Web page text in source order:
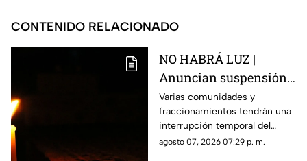
CONTENIDO RELACIONADO
NO HABRÁ LUZ |
Anuncian suspensión
del suministro eléctrico
en Querétaro; estás
serán las zonas
afectadas
Varias comunidades y
fraccionamientos tendrán una
interrupción temporal del
servicio eléctrico durante
agosto 07, 2026 07:29 p. m.